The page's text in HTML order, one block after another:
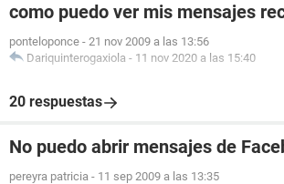
como puedo ver mis mensajes
ponteloponce - 21 nov 2009 a las 13:56
Dariquinterogaxiola - 11 nov 2020 a las 15:40
20 respuestas
No puedo abrir mensajes de
pereyra patricia - 11 sep 2009 a las 13:35